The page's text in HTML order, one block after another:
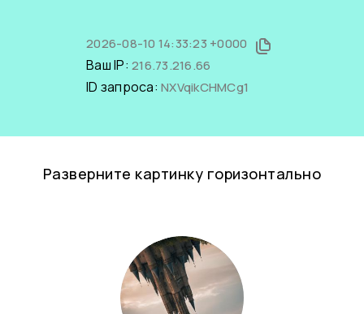
2026-08-10 14:33:23 +0000
Ваш IP: 216.73.216.66
ID запроса: NXVqikCHMCg1
Разверните картинку горизонтально